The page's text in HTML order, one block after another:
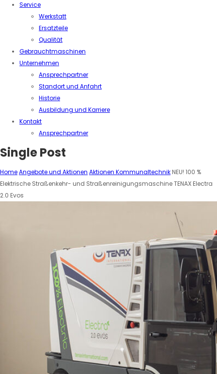
Service
Werkstatt
Ersatzteile
Qualität
Gebrauchtmaschinen
Unternehmen
Ansprechpartner
Standort und Anfahrt
Historie
Ausbildung und Karriere
Kontakt
Ansprechpartner
Single Post
HomeAngebote und Aktionen Aktionen Kommunaltechnik NEU! 100 %
Elektrische Straßenkehr- und Straßenreinigungsmaschine TENAX Electra
2.0 Evos